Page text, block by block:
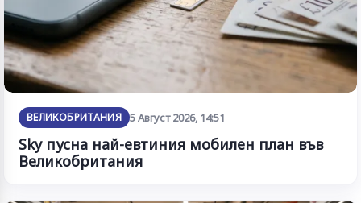
ВЕЛИКОБРИТАНИЯ 5 Август 2026, 14:51
Sky пусна най-евтиния мобилен план във
Великобритания